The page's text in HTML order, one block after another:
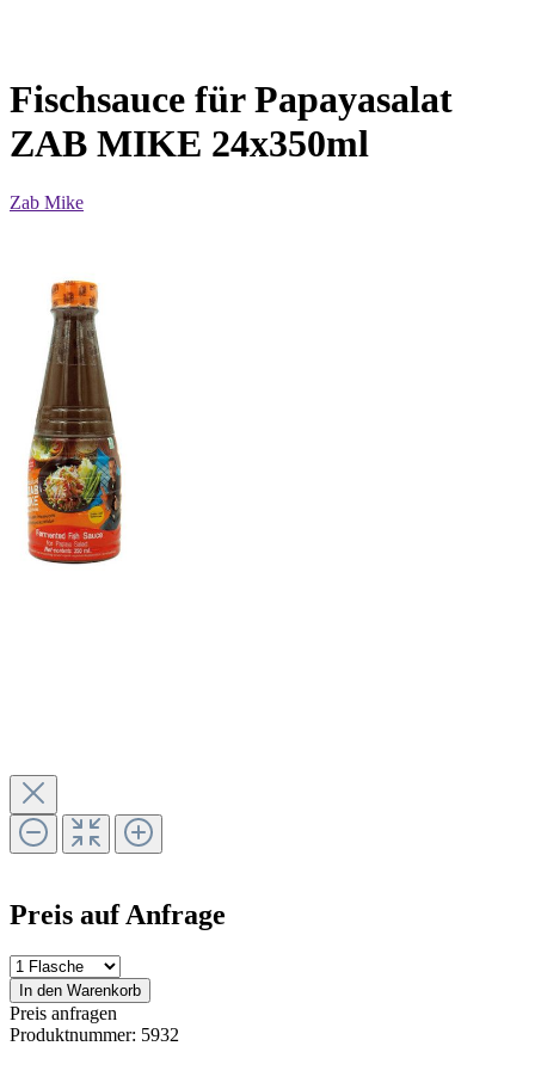
Fischsauce für Papayasalat
ZAB MIKE 24x350ml
Zab Mike
Preis auf Anfrage
In den Warenkorb
Preis anfragen
Produktnummer: 5932